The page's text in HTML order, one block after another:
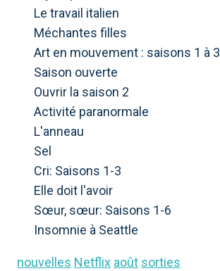
Le travail italien
Méchantes filles
Art en mouvement : saisons 1 à 3
Saison ouverte
Ouvrir la saison 2
Activité paranormale
L'anneau
Sel
Cri: Saisons 1-3
Elle doit l'avoir
Sœur, sœur: Saisons 1-6
Insomnie à Seattle
nouvelles Netflix août sorties